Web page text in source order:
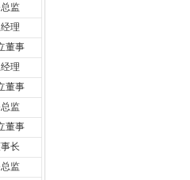
监
理
董事
理
董事
监
董事
长
监